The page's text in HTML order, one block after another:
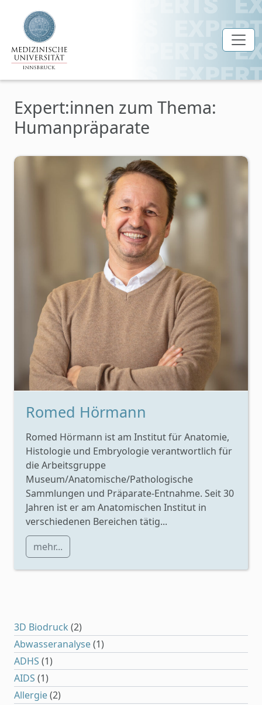
Zum Hauptinhalt springen
Expert:innen zum Thema:
Humanpräparate
Romed Hörmann
Romed Hörmann ist am Institut für Anatomie,
Histologie und Embryologie verantwortlich für
die Arbeitsgruppe
Museum/Anatomische/Pathologische
Sammlungen und Präparate-Entnahme. Seit 30
Jahren ist er am Anatomischen Institut in
verschiedenen Bereichen tätig...
mehr...
3D Biodruck (2)
Abwasseranalyse(1)
ADHS (1)
AIDS (1)
Allergie(2)